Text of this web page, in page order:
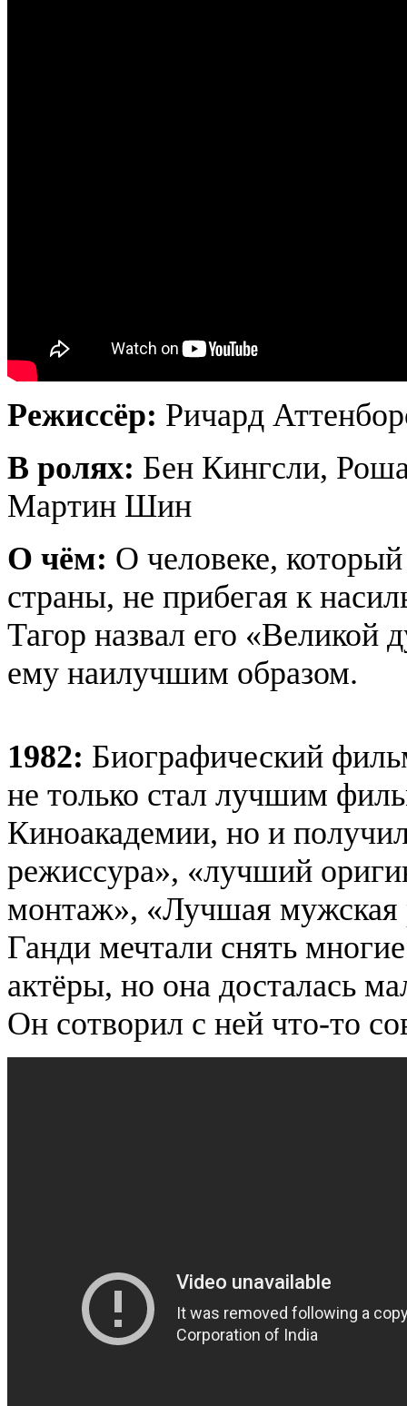
Режиссёр: Ричард
В ролях: Бен Кингсли,
Мартин Шин
О чём: О человеке,
страны, не прибегая к
Тагор назвал его «Великой
ему наилучшим образом.
1982: Биографический
не только стал лучшим
Киноакадемии, но и
режиссура», «лучший
монтаж», «Лучшая мужская
Ганди мечтали снять
актёры, но она досталась
Он сотворил с ней что-то